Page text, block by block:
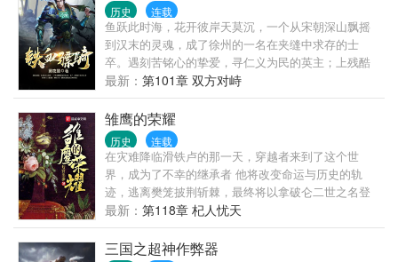
历史 连载
鱼跃此时海，花开彼岸天莫沉，一个从宋朝深山飘摇
到汉末的灵魂，成了徐州的一名在夹缝中求存的士
卒。遇刻苦铭心的挚爱，寻仁义为民的英主；上残酷
无情的战场，历勾心斗角的权谋。一步步的历练，一
点一滴的成长。于不断地努力中成就扬名于天下的铁
血骠骑。
最新： 第101章 双方对峙
雏鹰的荣耀
历史 连载
在灾难降临滑铁卢的那一天，穿越者来到了这个世
界，成为了不幸的继承者 他将改变命运与历史的轨
迹，逃离樊笼披荆斩棘，最终将以拿破仑二世之名登
上皇位 驱使他的，不是因父之名，而是只属于他自己
的荣耀！ 【全订书友群741384741（已炸），新群
468067893，有空可以来玩~】
最新： 第118章 杞人忧天
三国之超神作弊器